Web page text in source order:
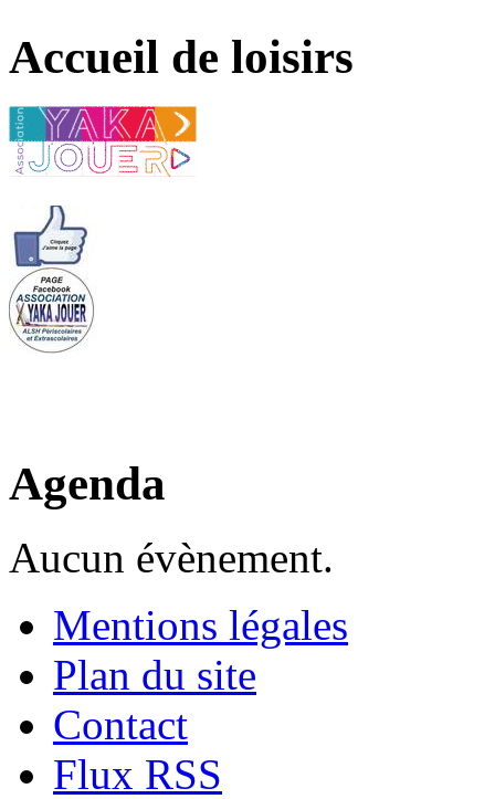
Accueil de loisirs
Agenda
Aucun évènement.
Mentions légales
Plan du site
Contact
Flux RSS